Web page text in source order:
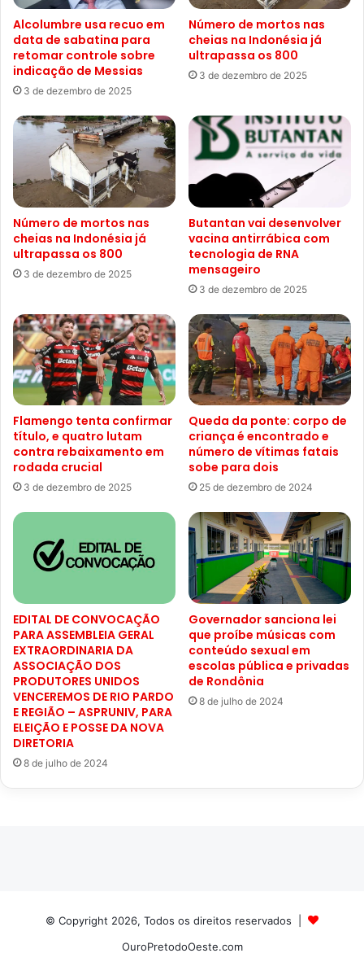
Alcolumbre usa recuo em
data de sabatina para
retomar controle sobre
indicação de Messias
3 de dezembro de 2025
Número de mortos nas
cheias na Indonésia já
ultrapassa os 800
3 de dezembro de 2025
Número de mortos nas
cheias na Indonésia já
ultrapassa os 800
3 de dezembro de 2025
Butantan vai desenvolver
vacina antirrábica com
tecnologia de RNA
mensageiro
3 de dezembro de 2025
Flamengo tenta confirmar
título, e quatro lutam
contra rebaixamento em
rodada crucial
3 de dezembro de 2025
Queda da ponte: corpo de
criança é encontrado e
número de vítimas fatais
sobe para dois
25 de dezembro de 2024
EDITAL DE CONVOCAÇÃO
PARA ASSEMBLEIA GERAL
EXTRAORDINARIA DA
ASSOCIAÇÃO DOS
PRODUTORES UNIDOS
VENCEREMOS DE RIO PARDO
E REGIÃO – ASPRUNIV, PARA
ELEIÇÃO E POSSE DA NOVA
DIRETORIA
8 de julho de 2024
Governador sanciona lei
que proíbe músicas com
conteúdo sexual em
escolas pública e privadas
de Rondônia
8 de julho de 2024
© Copyright 2026, Todos os direitos reservados |
OuroPretodoOeste.com